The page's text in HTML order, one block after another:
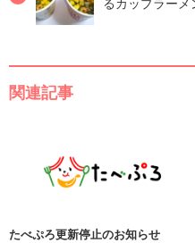
るカップラーメ
関連記事
たべぷろ更新停止のお知らせ